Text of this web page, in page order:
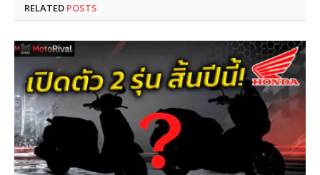
RELATED POSTS